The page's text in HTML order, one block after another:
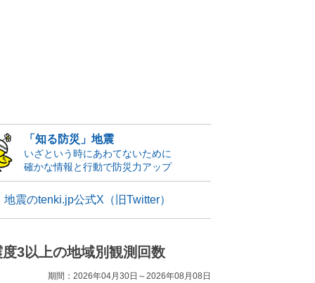
「知る防災」地震
いざという時にあわてないために
確かな情報と行動で防災力アップ
地震のtenki.jp公式X（旧Twitter）
度3以上の地域別観測回数
期間：2026年04月30日～2026年08月08日